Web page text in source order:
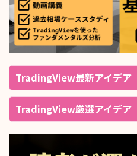
TradingView最新アイデア
TradingView厳選アイデア